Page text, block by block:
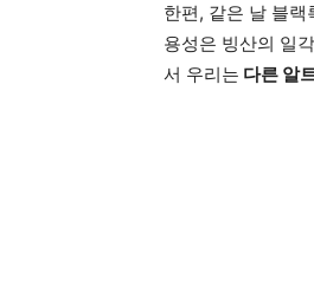
한편, 같은 날 블
용성은 빙산의 일
서 우리는 다른 알